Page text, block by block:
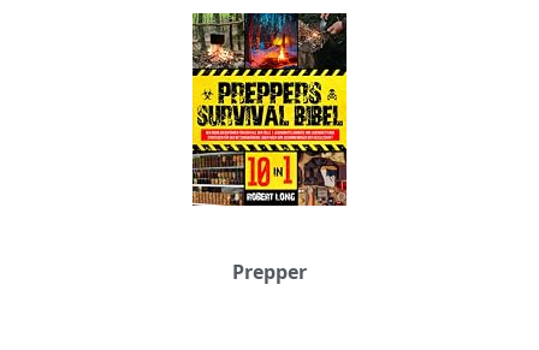
Prepper